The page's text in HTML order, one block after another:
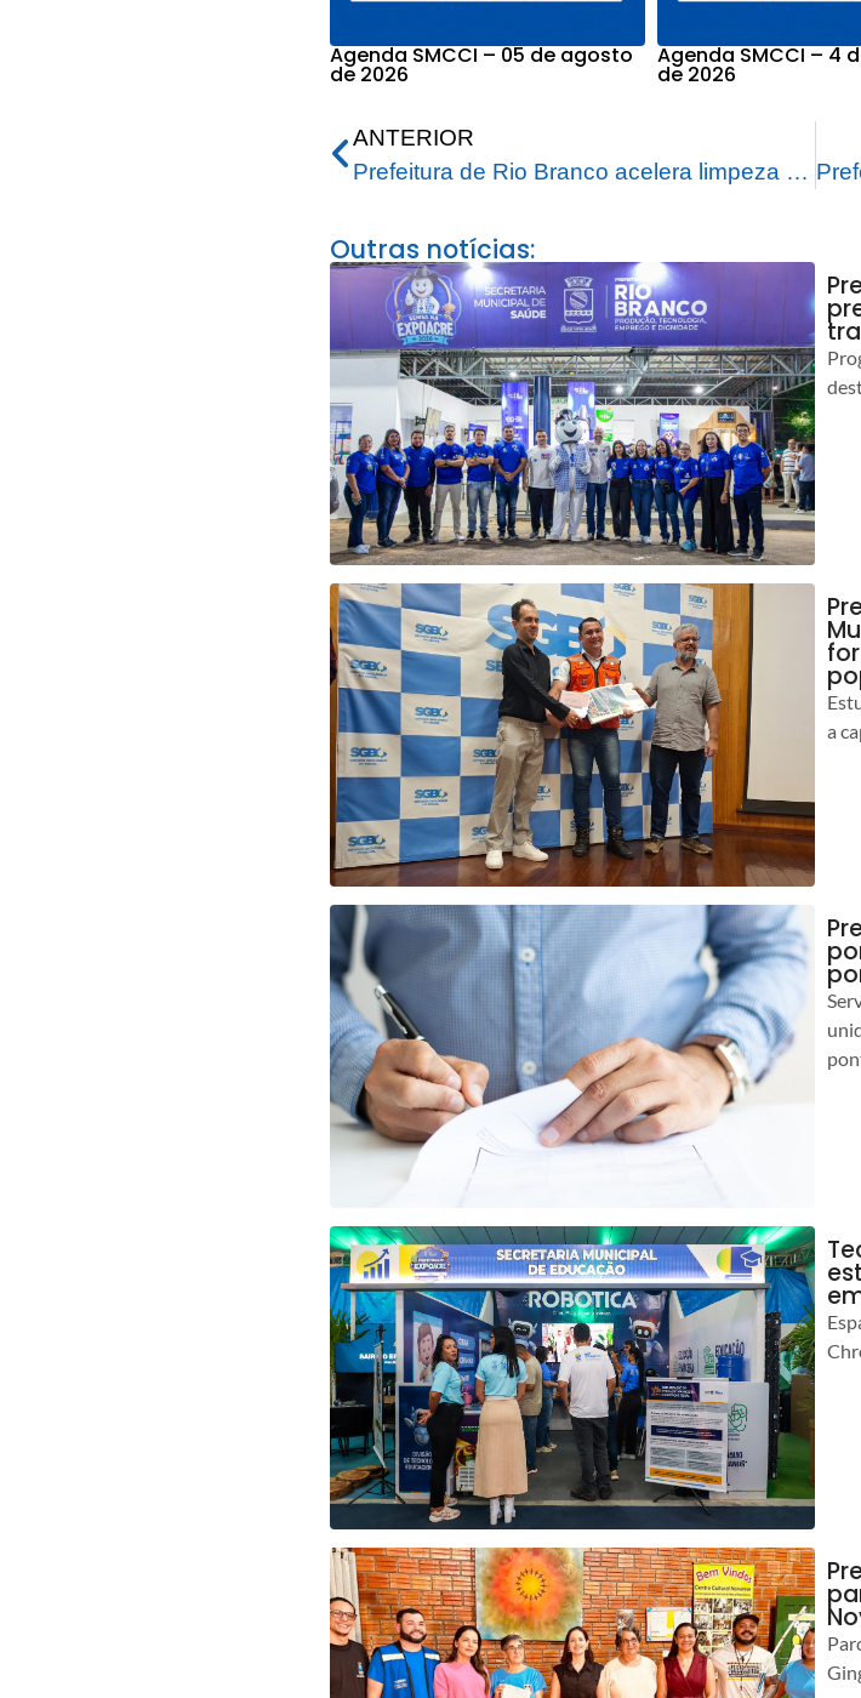
Agenda SMCCI – 05 de agosto
de 2026
Agenda SMCCI – 4
de 2026
ANTERIOR
Prefeitura de Rio Branco acelera limpeza nos bairros com a chegada do verão
Outras notícias:
a